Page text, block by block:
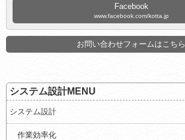
Facebook
www.facebook.com/kotta.jp
お問い合わせフォームはこちら
システム設計MENU
システム設計
作業効率化